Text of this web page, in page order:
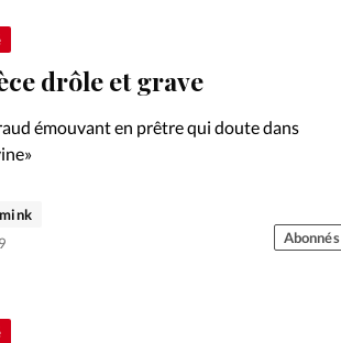
drôle et grave
émouvant en prêtre qui doute dans
Abonnés